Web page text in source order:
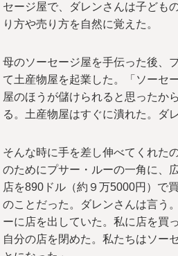
セージ屋で、ダレンさんは子ども
り方や売り方を自然に覚えた。
母のソーセージ屋を手伝った後、
て土産物屋を起業した。「ソーセ
屋のほうが儲けられると思ったか
る。土産物屋はすぐに潰れた。ダ
そんな時に手を差し伸べてくれた
のためにプサー・ルーの一角に、
店を890ドル（約９万5000円）で
のことだった。ダレンさんは言う
ーに店を出していた。私に店を買
自分の店を閉めた。私たちはソー